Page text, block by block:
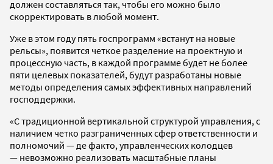
должен составляться так, чтобы его можно было
скорректировать в любой момент.
Уже в этом году пять госпрограмм «встанут на новые
рельсы», появится четкое разделение на проектную и
процессную часть, в каждой программе будет не более
пяти целевых показателей, будут разработаны новые
методы определения самых эффективных направлений
господдержки.
«С традиционной вертикальной структурой управления, с
наличием четко разграниченных сфер ответственности и
полномочий — де факто, управленческих колодцев
— невозможно реализовать масштабные планы